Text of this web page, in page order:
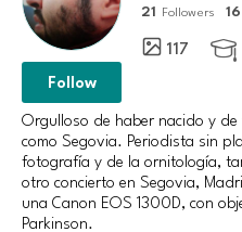
21 Followers 16
117 
Follow
Orgulloso de haber nacido y
como Segovia. Periodista sin
fotografía y de la ornitología,
otro concierto en Segovia,
una Canon EOS 1300D, con
Parkinson.